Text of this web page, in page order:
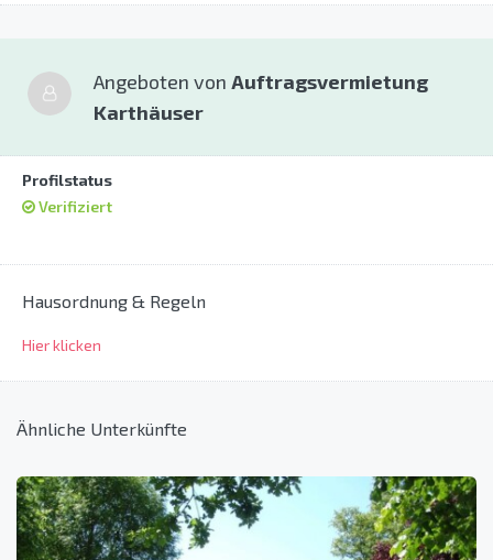
Angeboten von Auftragsvermietung
Karthäuser
Profilstatus
Verifiziert
Hausordnung & Regeln
Hier klicken
Ähnliche Unterkünfte